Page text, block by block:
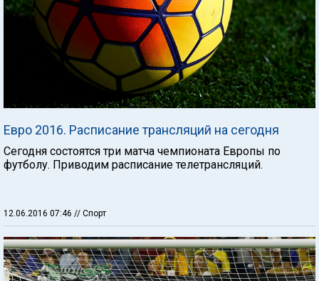
Евро 2016. Расписание трансляций на сегодня
Сегодня состоятся три матча чемпионата Европы по
футболу. Приводим расписание телетрансляций.
12.06.2016 07:46 // Спорт